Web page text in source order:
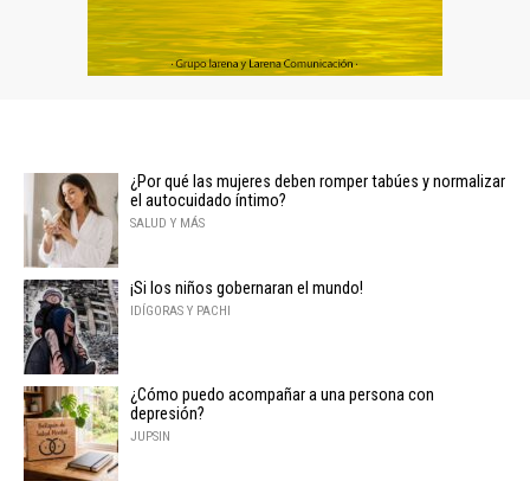
¿Por qué las mujeres deben romper tabúes y normalizar
el autocuidado íntimo?
SALUD Y MÁS
¡Si los niños gobernaran el mundo!
IDÍGORAS Y PACHI
¿Cómo puedo acompañar a una persona con
depresión?
JUPSIN